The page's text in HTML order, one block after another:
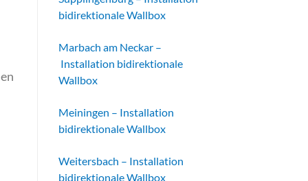
bidirektionale Wallbox
Marbach am Neckar –
Installation bidirektionale
Wallbox
Meiningen – Installation
bidirektionale Wallbox
Weitersbach – Installation
bidirektionale Wallbox